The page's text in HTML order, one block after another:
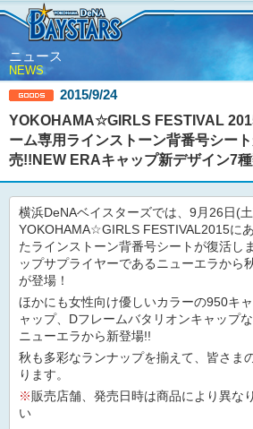
ニュース
NEWS
2015/9/24
YOKOHAMA☆GIRLS FESTIVAL
ーム専用ラインストーン背番号シー
売!!NEW ERAキャップ新デザイン7
横浜DeNAベイスターズでは、9月26日(
YOKOHAMA☆GIRLS FESTIVAL2015に
たラインストーン背番号シートが復活し
ップサプライヤーであるニューエラから
が登場！
ほかにも女性向け優しいカラーの950キ
ャップ、Dフレームバタリオンキャップ
ニューエラから新登場!!
秋も多彩なランナップを揃えて、皆さま
ります。
※販売店舗、発売日時は商品により異な
い